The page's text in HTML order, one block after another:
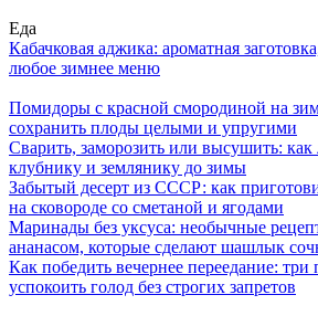
Еда
Кабачковая аджика: ароматная
любое зимнее меню
Помидоры с красной смородиной на
сохранить плоды целыми и упругими
Сварить, заморозить или высушить:
клубнику и землянику до зимы
Забытый десерт из СССР: как
на сковороде со сметаной и ягодами
Маринады без уксуса: необычные
ананасом, которые сделают шашлык
Как победить вечернее переедание: три
успокоить голод без строгих запретов